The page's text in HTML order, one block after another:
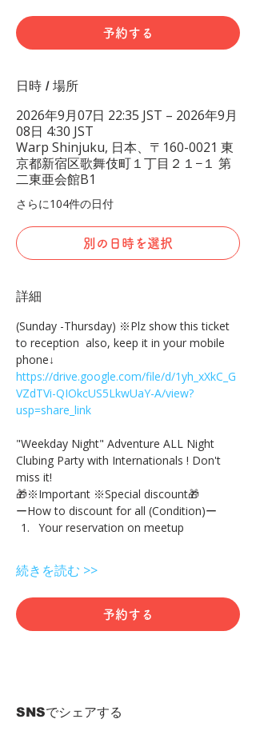
予約する
日時 / 場所
2026年9月07日 22:35 JST – 2026年9月
08日 4:30 JST
Warp Shinjuku, 日本、〒160-0021 東
京都新宿区歌舞伎町１丁目２１−１ 第
二東亜会館B1
さらに104件の日付
別の日時を選択
詳細
(Sunday -Thursday) ※Plz show this ticket
to reception  also, keep it in your mobile
phone↓
https://drive.google.com/file/d/1yh_xXkC_G
VZdTVi-QIOkcUS5LkwUaY-A/view?
usp=share_link
"Weekday Night" Adventure ALL Night
Clubing Party with Internationals ! Don't
miss it!
🎁※Important ※Special discount🎁
ーHow to discount for all (Condition)ー
Your reservation on meetup
続きを読む >>
予約する
SNSでシェアする